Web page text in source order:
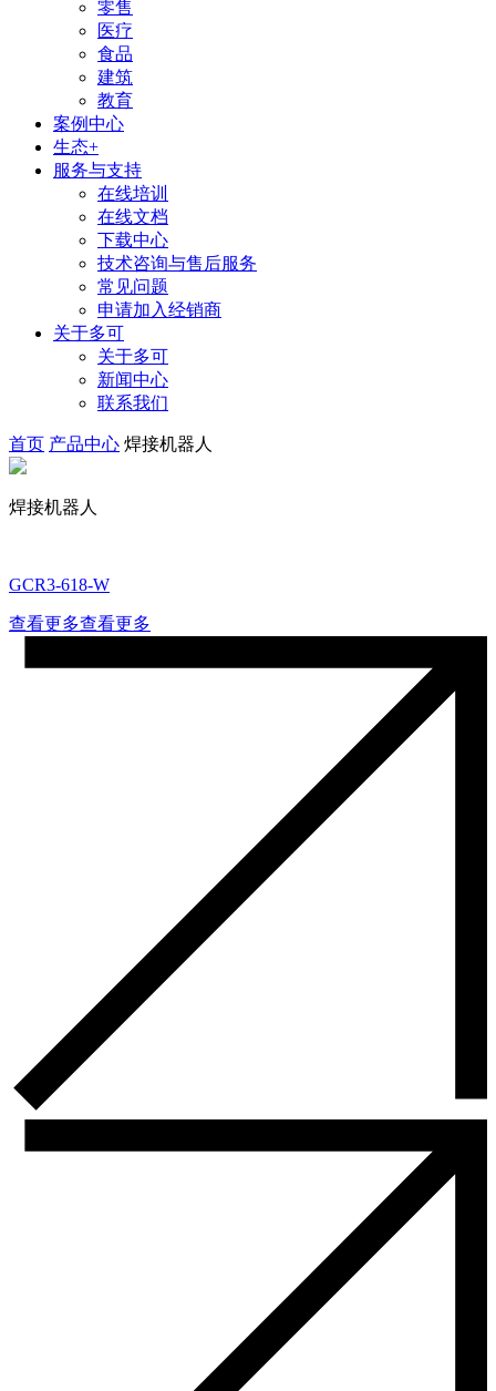
零售
医疗
食品
建筑
教育
案例中心
生态+
服务与支持
在线培训
在线文档
下载中心
技术咨询与售后服务
常见问题
申请加入经销商
关于多可
关于多可
新闻中心
联系我们
首页 产品中心 焊接机器人
焊接机器人
GCR3-618-W
查看更多查看更多